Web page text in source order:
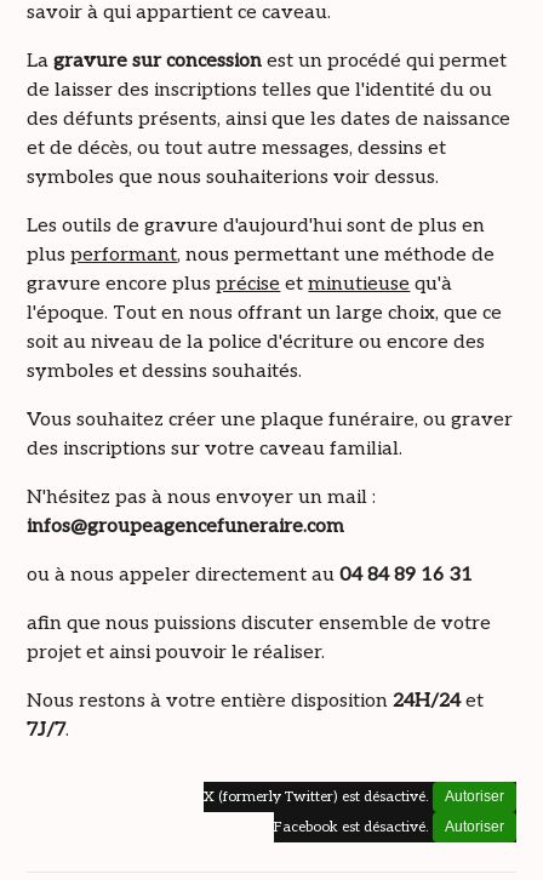
savoir à qui appartient ce caveau.
Lagravure sur concession est un procédé qui permet
de laisser des inscriptions telles que l'identité du ou
des défunts présents, ainsi que les dates de naissance
et de décès, ou tout autre messages, dessins et
symboles que nous souhaiterions voir dessus.
Les outils de gravure d'aujourd'hui sont de plus en
plusperformant, nous permettant une méthode de
gravure encore plusprécise etminutieuse qu'à
l'époque. Tout en nous offrant un large choix, que ce
soit au niveau de la police d'écriture ou encore des
symboles et dessins souhaités.
Vous souhaitez créer une plaque funéraire, ou graver
des inscriptions sur votre caveau familial.
N'hésitez pas à nous envoyer un mail :
infos@groupeagencefuneraire.com
ou à nous appeler directement au04 84 89 16 31
afin que nous puissions discuter ensemble de votre
projet et ainsi pouvoir le réaliser.
Nous restons à votre entière disposition24H/24et
7J/7.
X (formerly Twitter) est désactivé. Autoriser
Facebook est désactivé. Autoriser